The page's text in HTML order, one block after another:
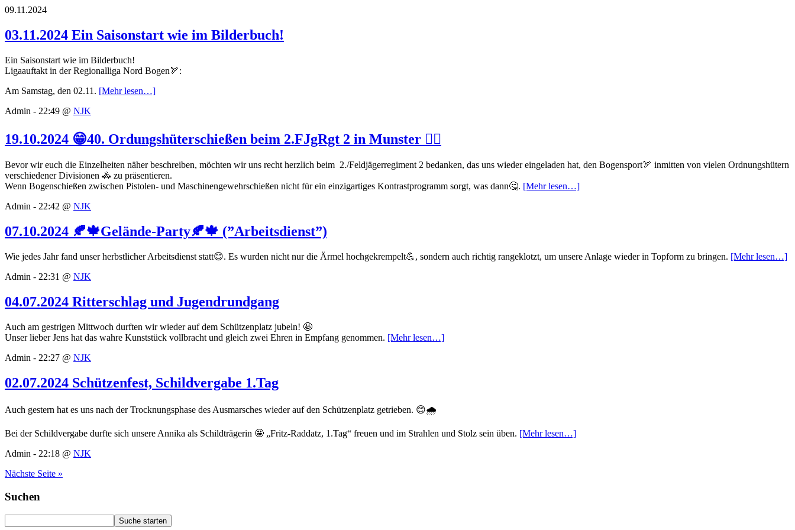
09.11.2024
03.11.2024 Ein Saisonstart wie im Bilderbuch!
Ein Saisonstart wie im Bilderbuch!
Ligaauftakt in der Regionalliga Nord Bogen🏹:
Am Samstag, den 02.11. [Mehr lesen…]
Admin - 22:49 @ NJK
19.10.2024 😁40. Ordungshüterschießen beim 2.FJgRgt 2 in Munster 👍🏻
Bevor wir euch die Einzelheiten näher beschreiben, möchten wir uns recht herzlich beim 2./Feldjägerregiment 2 bedanken, das uns wieder eingeladen hat, den Bogensport🏹 inmitten von vielen Ordnungshütern
verschiedener Divisionen 🚓 zu präsentieren.
Wenn Bogenschießen zwischen Pistolen- und Maschinengewehrschießen nicht für ein einzigartiges Kontrastprogramm sorgt, was dann🤔. [Mehr lesen…]
Admin - 22:42 @ NJK
07.10.2024 🍂🍁Gelände-Party🍂🍁 (”Arbeitsdienst”)
Wie jedes Jahr fand unser herbstlicher Arbeitsdienst statt😊. Es wurden nicht nur die Ärmel hochgekrempelt💪, sondern auch richtig rangeklotzt, um unsere Anlage wieder in Topform zu bringen. [Mehr lesen…]
Admin - 22:31 @ NJK
04.07.2024 Ritterschlag und Jugendrundgang
Auch am gestrigen Mittwoch durften wir wieder auf dem Schützenplatz jubeln! 🤩
Unser lieber Jens hat das wahre Kunststück vollbracht und gleich zwei Ehren in Empfang genommen. [Mehr lesen…]
Admin - 22:27 @ NJK
02.07.2024 Schützenfest, Schildvergabe 1.Tag
Auch gestern hat es uns nach der Trocknungsphase des Ausmarsches wieder auf den Schützenplatz getrieben. 😊🌧️
Bei der Schildvergabe durfte sich unsere Annika als Schildträgerin 🤩 „Fritz-Raddatz, 1.Tag“ freuen und im Strahlen und Stolz sein üben. [Mehr lesen…]
Admin - 22:18 @ NJK
Nächste Seite »
Suchen